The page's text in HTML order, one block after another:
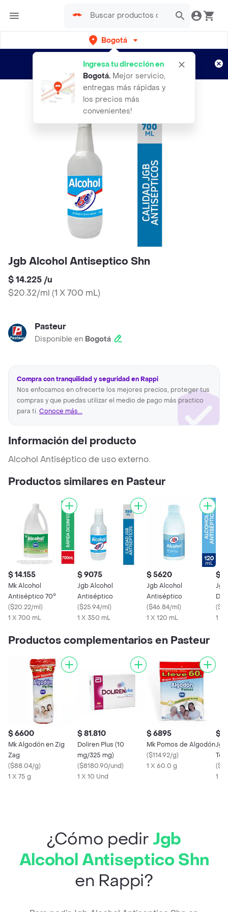
Bogotá
Ingresa tu dirección en
Bogotá. Mejor servicio,
entregas más rápidas y
los precios más
convenientes!
envíos gratis por semanas
Aplican TyC
Jgb Alcohol Antiseptico Shn
$ 14.225 /u
$20.32/ml (1 X 700 mL)
Pasteur
Disponible en Bogotá
Compra con tranquilidad y seguridad en Rappi
Nos enfocamos en ofrecerte los mejores precios, proteger tus
compras y que puedas utilizar el medio de pago más practico
para ti. Conoce más...
Información del producto
Alcohol Antiséptico de uso externo.
Productos similares en Pasteur
$ 14.155
Mk Alcohol
Antiséptico 70°
($20.22/ml)
1 X 700 mL
$ 9075
Jgb Alcohol
Antiséptico
($25.94/ml)
1 X 350 mL
$ 5620
Jgb Alcohol
Antiséptico
($46.84/ml)
1 X 120 mL
$
(
1 X
Productos complementarios en Pasteur
$ 6600
Mk Algodón en Zig
Zag
($88.04/g)
1 X 75 g
$ 81.810
Doliren Plus (10
mg/325 mg)
($8180.90/und)
1 X 10 Und
$ 6895
Mk Pomos de Algodón
($114.92/g)
1 X 60.0 g
$
(
1 X
¿Cómo pedir Jgb
Alcohol Antiseptico Shn
en Rappi?